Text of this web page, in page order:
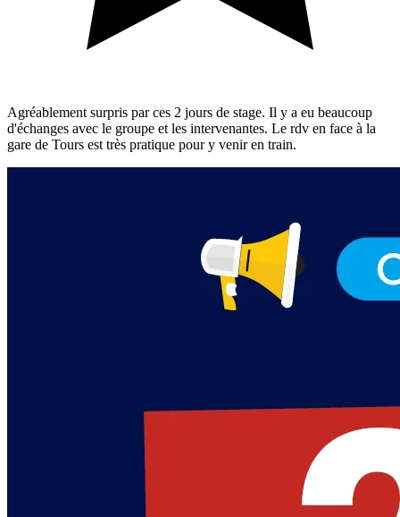
Agréablement surpris par ces 2 jours de stage. Il y a eu beaucoup
d'échanges avec le groupe et les intervenantes. Le rdv en face à la
gare de Tours est très pratique pour y venir en train.